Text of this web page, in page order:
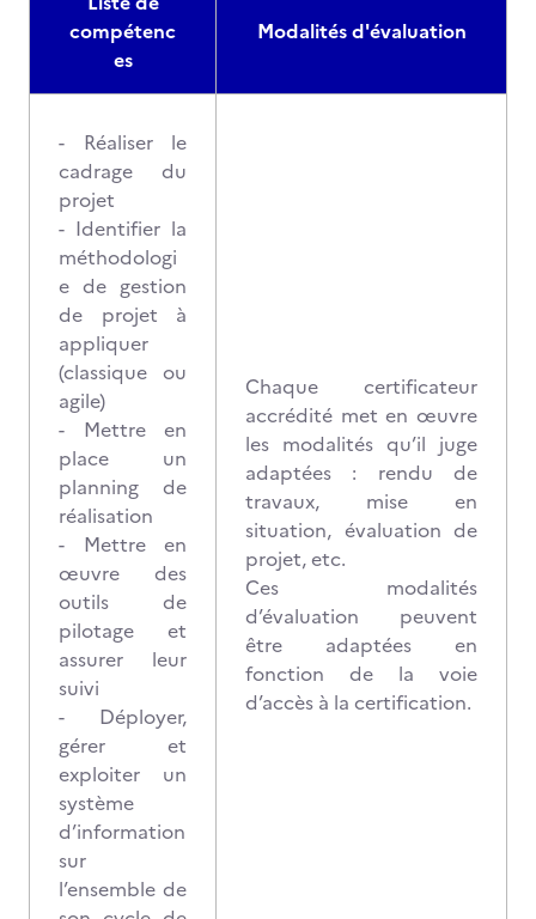
compétenc
es
Modalités d'évaluation
- Réaliser le
cadrage du
projet
- Identifier la
méthodologi
e de gestion
de projet à
appliquer
(classique ou
agile)
- Mettre en
place un
planning de
réalisation
- Mettre en
œuvre des
outils de
pilotage et
assurer leur
suivi
- Déployer,
gérer et
exploiter un
système
d’information
sur
l’ensemble de
Chaque certificateur
accrédité met en œuvre
les modalités qu’il juge
adaptées : rendu de
travaux, mise en
situation, évaluation de
projet, etc.
Ces modalités
d’évaluation peuvent
être adaptées en
fonction de la voie
d’accès à la certification.